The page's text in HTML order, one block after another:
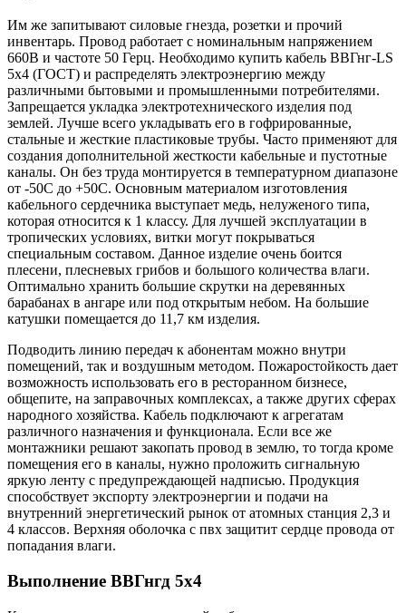
Им же запитывают силовые гнезда, розетки и прочий
инвентарь. Провод работает с номинальным напряжением
660В и частоте 50 Герц. Необходимо купить кабель ВВГнг-LS
5х4 (ГОСТ) и распределять электроэнергию между
различными бытовыми и промышленными потребителями.
Запрещается укладка электротехнического изделия под
землей. Лучше всего укладывать его в гофрированные,
стальные и жесткие пластиковые трубы. Часто применяют для
создания дополнительной жесткости кабельные и пустотные
каналы. Он без труда монтируется в температурном диапазоне
от -50С до +50С. Основным материалом изготовления
кабельного сердечника выступает медь, нелуженого типа,
которая относится к 1 классу. Для лучшей эксплуатации в
тропических условиях, витки могут покрываться
специальным составом. Данное изделие очень боится
плесени, плесневых грибов и большого количества влаги.
Оптимально хранить большие скрутки на деревянных
барабанах в ангаре или под открытым небом. На большие
катушки помещается до 11,7 км изделия.
Подводить линию передач к абонентам можно внутри
помещений, так и воздушным методом. Пожаростойкость дает
возможность использовать его в ресторанном бизнесе,
общепите, на заправочных комплексах, а также других сферах
народного хозяйства. Кабель подключают к агрегатам
различного назначения и функционала. Если все же
монтажники решают закопать провод в землю, то тогда кроме
помещения его в каналы, нужно проложить сигнальную
яркую ленту с предупреждающей надписью. Продукция
способствует экспорту электроэнергии и подачи на
внутренний энергетический рынок от атомных станция 2,3 и
4 классов. Верхняя оболочка с пвх защитит сердце провода от
попадания влаги.
Выполнение ВВГнгд 5х4